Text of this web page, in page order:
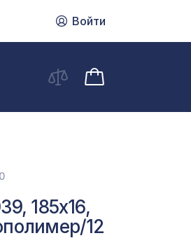
Войти
185х16,
12